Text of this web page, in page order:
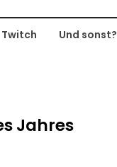
Twitch Und sonst?
Jahres